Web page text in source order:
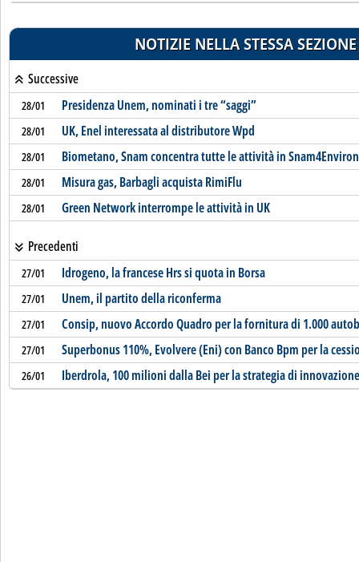
NOTIZIE NELLA STESSA SEZIONE
Successive
28/01 Presidenza Unem, nominati i tre “saggi”
28/01 UK, Enel interessata al distributore Wpd
28/01 Biometano, Snam concentra tutte le attività in
28/01 Misura gas, Barbagli acquista RimiFlu
28/01 Green Network interrompe le attività in UK
Precedenti
27/01 Idrogeno, la francese Hrs si quota in Borsa
27/01 Unem, il partito della riconferma
27/01 Consip, nuovo Accordo Quadro per la fornitura di 1.000
27/01 Superbonus 110%, Evolvere (Eni) con Banco Bpm per la
26/01 Iberdrola, 100 milioni dalla Bei per la strategia di innovazione